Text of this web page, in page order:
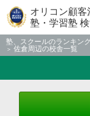
オリコン顧
塾・学習塾
塾、スクールのランキン
佐倉周辺の校舎一覧